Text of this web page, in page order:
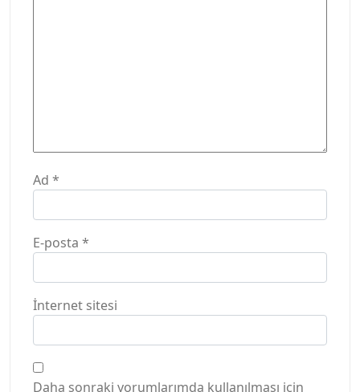
Ad *
E-posta *
İnternet sitesi
Daha sonraki yorumlarımda kullanılması için